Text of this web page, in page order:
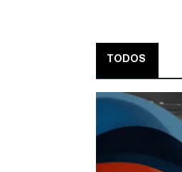
TODOS